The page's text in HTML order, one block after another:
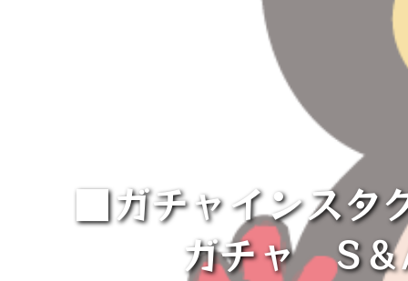
■ガチャインスタ
ガチャ⁡ ⁡⁡ ⁡S